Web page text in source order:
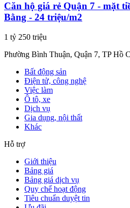
Căn hộ giá rẻ Quận 7 - mặt
Bằng - 24 triệu/m2
1 tỷ 250 triệu
Phường Bình Thuận, Quận 7, TP Hồ
Bất động sản
Điện tử, công nghệ
Việc làm
Ô tô, xe
Dịch vụ
Gia dụng, nội thất
Khác
Hỗ trợ
Giới thiệu
Bảng giá
Bảng giá dịch vụ
Quy chế hoạt động
Tiêu chuẩn duyệt tin